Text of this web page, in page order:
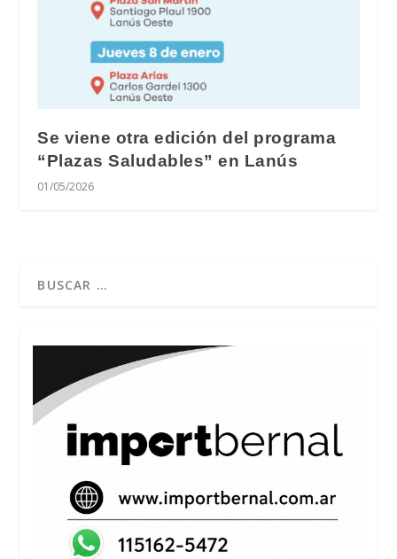
Se viene otra edición del programa
“Plazas Saludables” en Lanús
01/05/2026